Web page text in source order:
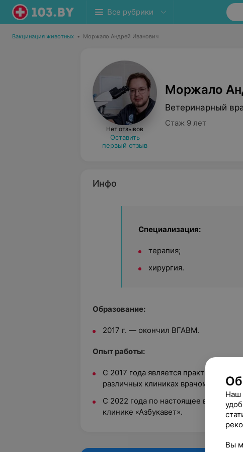
Все рубрики
Вакцинация животных • Моржало Андрей Иванович
Нет отзывов
Оставить
первый отзыв
Моржало
Ветеринарный
Стаж 9 лет
Инфо
Специализация:
терапия;
хирургия.
Образование:
2017 г. — окончил ВГАВМ.
Опыт работы:
С 2017 года является практикующим
различных клиниках врачом-
С 2022 года по настоящее время —
клинике «Азбукавет».
Наш
Вы